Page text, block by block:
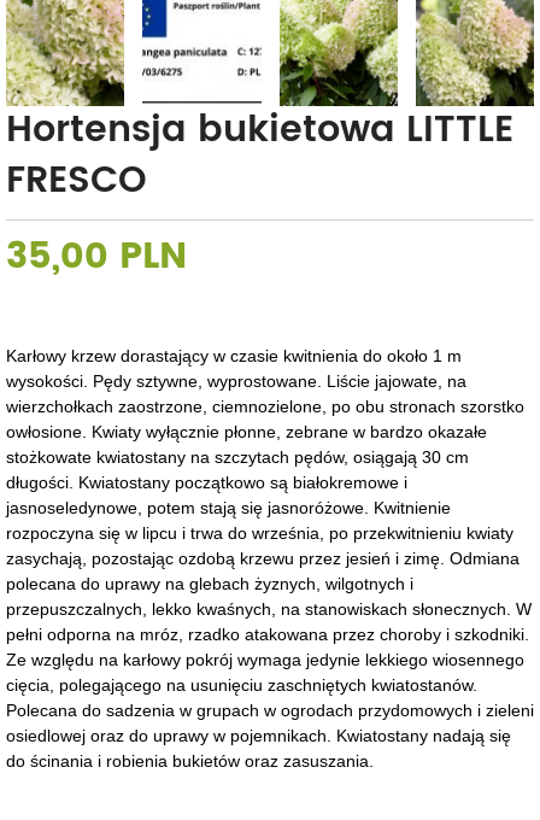
Hortensja bukietowa LITTLE
FRESCO
35,00 PLN
Karłowy krzew dorastający w czasie kwitnienia do około 1 m
wysokości. Pędy sztywne, wyprostowane. Liście jajowate, na
wierzchołkach zaostrzone, ciemnozielone, po obu stronach szorstko
owłosione. Kwiaty wyłącznie płonne, zebrane w bardzo okazałe
stożkowate kwiatostany na szczytach pędów, osiągają 30 cm
długości. Kwiatostany początkowo są białokremowe i
jasnoseledynowe, potem stają się jasnoróżowe. Kwitnienie
rozpoczyna się w lipcu i trwa do września, po przekwitnieniu kwiaty
zasychają, pozostając ozdobą krzewu przez jesień i zimę. Odmiana
polecana do uprawy na glebach żyznych, wilgotnych i
przepuszczalnych, lekko kwaśnych, na stanowiskach słonecznych. W
pełni odporna na mróz, rzadko atakowana przez choroby i szkodniki.
Ze względu na karłowy pokrój wymaga jedynie lekkiego wiosennego
cięcia, polegającego na usunięciu zaschniętych kwiatostanów.
Polecana do sadzenia w grupach w ogrodach przydomowych i zieleni
osiedlowej oraz do uprawy w pojemnikach. Kwiatostany nadają się
do ścinania i robienia bukietów oraz zasuszania.